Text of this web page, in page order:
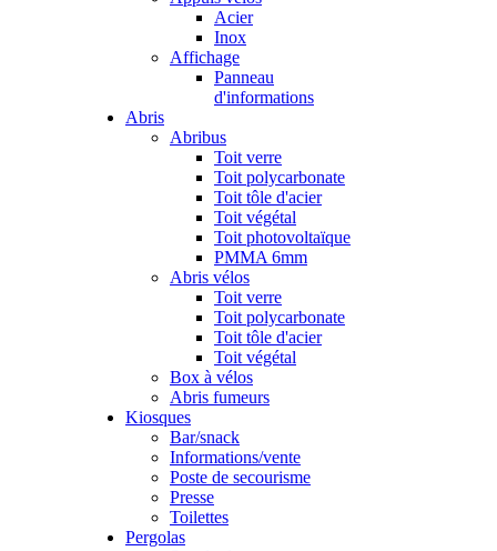
Acier
Inox
Affichage
Panneau
d'informations
Abris
Abribus
Toit verre
Toit polycarbonate
Toit tôle d'acier
Toit végétal
Toit photovoltaïque
PMMA 6mm
Abris vélos
Toit verre
Toit polycarbonate
Toit tôle d'acier
Toit végétal
Box à vélos
Abris fumeurs
Kiosques
Bar/snack
Informations/vente
Poste de secourisme
Presse
Toilettes
Pergolas